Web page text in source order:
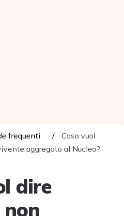
frequenti
Cosa vuol
aggregato al Nucleo?
dire